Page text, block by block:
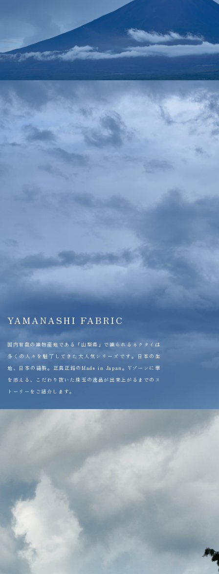
YAMANASHI FABRIC
国内有数の織物産地である「山梨県」で織られるネクタイは
多くの人々を魅了してきた大人気シリーズです。日本の生
地、日本の縫製。正真正銘のMade in Japan。Vゾーンに華
を添える、こだわり抜いた珠玉の逸品が出来上がるまでのス
トーリーをご紹介します。